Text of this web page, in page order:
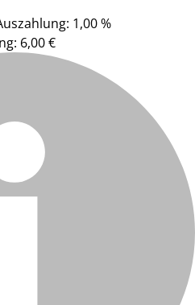
1,00 %
6,00 €